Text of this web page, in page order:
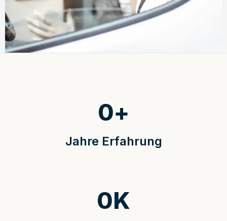
Jahre Erfahrung
0+
0K